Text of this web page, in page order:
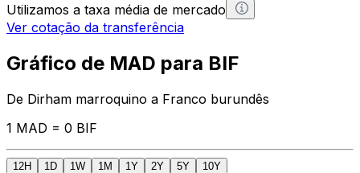
Utilizamos a taxa média de mercado
Ver cotação da transferência
Gráfico de MAD para BIF
De Dirham marroquino a Franco burundês
1 MAD = 0 BIF
12H 1D 1W 1M 1Y 2Y 5Y 10Y